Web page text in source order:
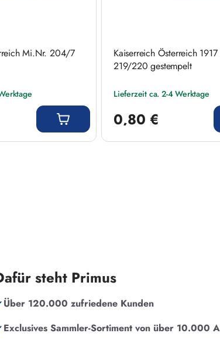
Mi.Nr. 204/7
Kaiserreich Österreich
219/220 gestempelt
Lieferzeit ca. 2-4 Werktage
0,80 €
steht Primus
Über 120.000 zufriedene Kunden
Exclusives Sammler-Sortiment von über 10.000